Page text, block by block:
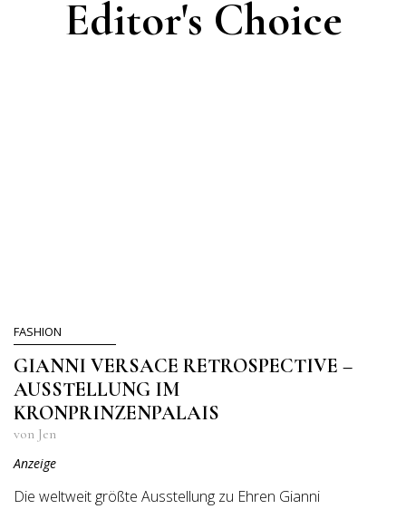
Editor's Choice
FASHION
GIANNI VERSACE RETROSPECTIVE –
AUSSTELLUNG IM
KRONPRINZENPALAIS
von Jen
Anzeige
Die weltweit größte Ausstellung zu Ehren Gianni